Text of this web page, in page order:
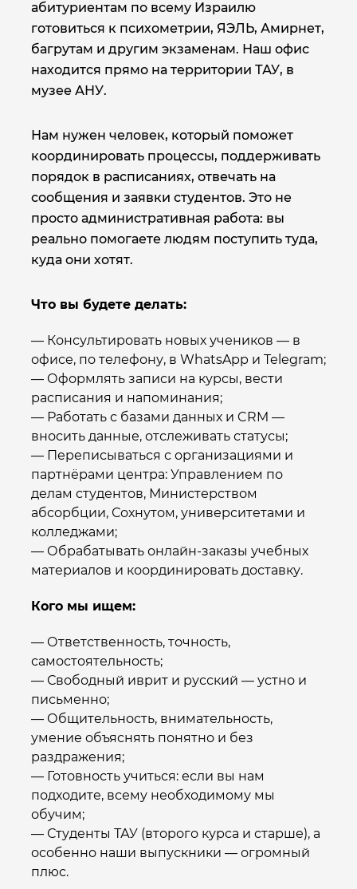
абитуриентам по всему Израилю
готовиться к психометрии, ЯЭЛЬ, Амирнет,
багрутам и другим экзаменам. Наш офис
находится прямо на территории ТАУ, в
музее АНУ.
Нам нужен человек, который поможет
координировать процессы, поддерживать
порядок в расписаниях, отвечать на
сообщения и заявки студентов. Это не
просто административная работа: вы
реально помогаете людям поступить туда,
куда они хотят.
Что вы будете делать:
— Консультировать новых учеников — в
офисе, по телефону, в WhatsApp и Telegram;
— Оформлять записи на курсы, вести
расписания и напоминания;
— Работать с базами данных и CRM —
вносить данные, отслеживать статусы;
— Переписываться с организациями и
партнёрами центра: Управлением по
делам студентов, Министерством
абсорбции, Сохнутом, университетами и
колледжами;
— Обрабатывать онлайн-заказы учебных
материалов и координировать доставку.
Кого мы ищем:
— Ответственность, точность,
самостоятельность;
— Свободный иврит и русский — устно и
письменно;
— Общительность, внимательность,
умение объяснять понятно и без
раздражения;
— Готовность учиться: если вы нам
подходите, всему необходимому мы
обучим;
— Студенты ТАУ (второго курса и старше), а
особенно наши выпускники — огромный
плюс.